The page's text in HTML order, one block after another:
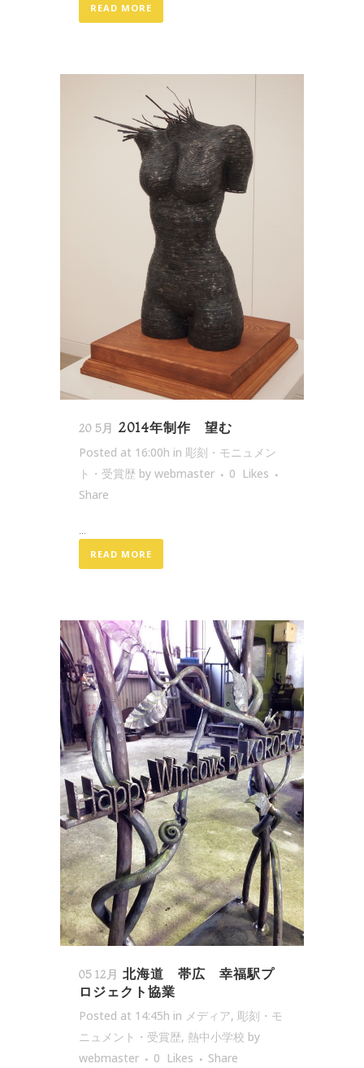
READ MORE
20 5月 2014年制作 望む
Posted at 16:00h in 彫刻・モニュメン
ト・受賞歴 by webmaster 0 Likes
Share
READ MORE
05 12月
北海道 帯広 幸福駅プ
ロジェクト協業
Posted at 14:45h in メディア, 彫刻・モ
ニュメント・受賞歴, 熱中小学校 by
webmaster
0 Likes Share